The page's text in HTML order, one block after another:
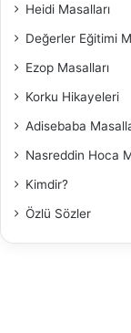
Heidi Masalları
Değerler Eğitimi
Ezop Masalları
Korku Hikayeleri
Adisebaba
Nasreddin Hoca
Kimdir?
Özlü Sözler